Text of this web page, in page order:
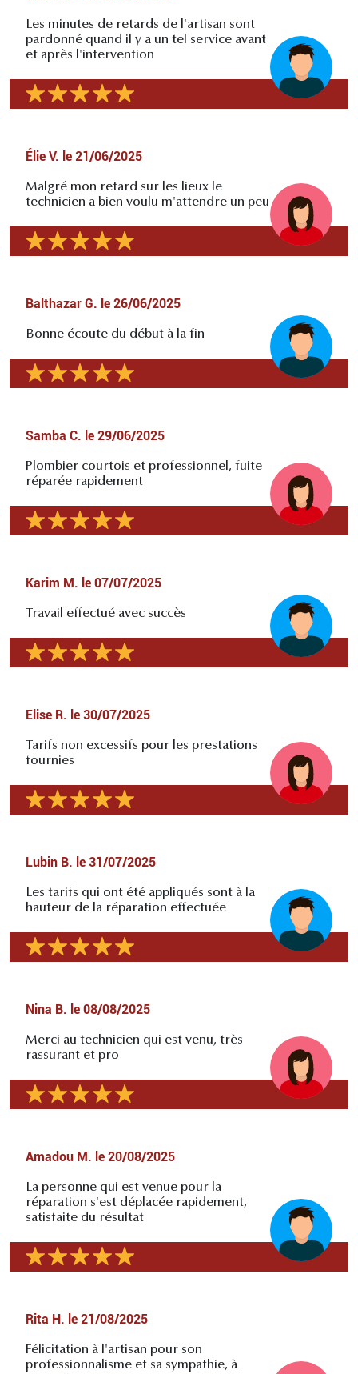
Les minutes de retards de l'artisan sont
pardonné quand il y a un tel service avant
et après l'intervention
Élie V. le 21/06/2025
Malgré mon retard sur les lieux le
technicien a bien voulu m'attendre un peu
Balthazar G. le 26/06/2025
Bonne écoute du début à la fin
Samba C. le 29/06/2025
Plombier courtois et professionnel, fuite
réparée rapidement
Karim M. le 07/07/2025
Travail effectué avec succès
Elise R. le 30/07/2025
Tarifs non excessifs pour les prestations
fournies
Lubin B. le 31/07/2025
Les tarifs qui ont été appliqués sont à la
hauteur de la réparation effectuée
Nina B. le 08/08/2025
Merci au technicien qui est venu, très
rassurant et pro
Amadou M. le 20/08/2025
La personne qui est venue pour la
réparation s'est déplacée rapidement,
satisfaite du résultat
Rita H. le 21/08/2025
Félicitation à l'artisan pour son
professionnalisme et sa sympathie, à